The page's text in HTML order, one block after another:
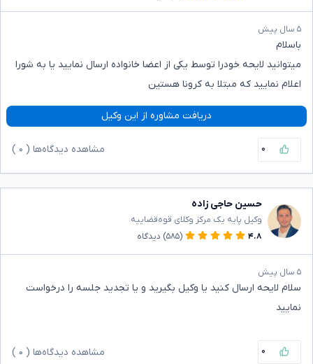
۵ سال پیش
باسلام
میتوانید لایحه خودرا توسط یکی از اعضا خانواده ارسال نمایید یا به شورا
اعلام نمایید که مبتلا به کرونا هستین
دریافت مشاوره از این وکیل
۰ مشاهده دیدگاه‌ها ( ۰
حسین حاجی زاده
وکیل پایه یک مرکز وکلای قوه‌قضاییه
۴.۸
(۵۸۵) دیدگاه
۵ سال پیش
سلام لایحه ارسال کنید یا وکیل بگیرید و یا تجدید جلسه را درخواست
نمایید
۰ مشاهده دیدگاه‌ها ( ۰